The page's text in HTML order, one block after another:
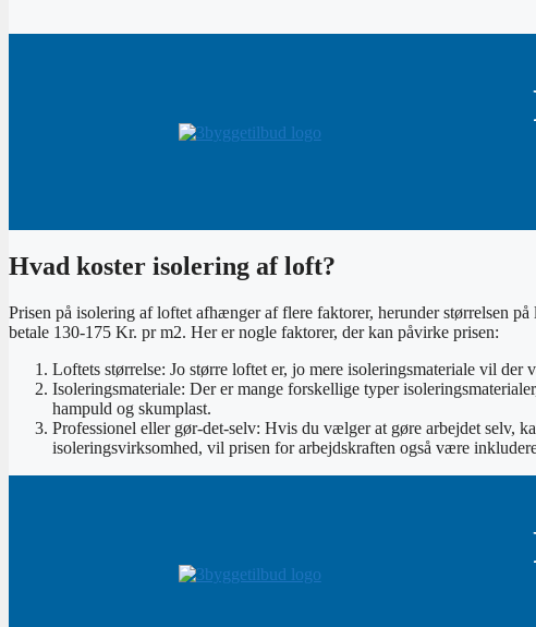
Hvad koster isolering af loft?
Prisen på isolering af loftet afhænger af flere faktorer, herunder størrelsen
betale 130-175 Kr. pr m2. Her er nogle faktorer, der kan påvirke prisen:
Loftets størrelse: Jo større loftet er, jo mere isoleringsmateriale vil
Isoleringsmateriale: Der er mange forskellige typer
hampuld og skumplast.
Professionel eller gør-det-selv: Hvis du vælger at gøre arbejdet selv,
isoleringsvirksomhed, vil prisen for arbejdskraften også være